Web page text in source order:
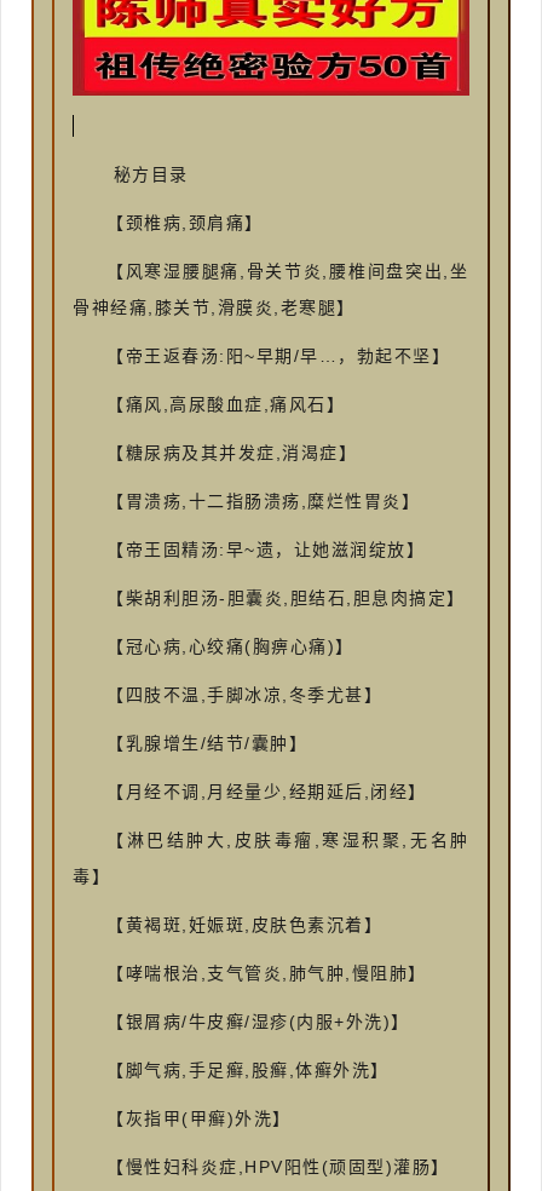
秘方目录
【颈椎病,颈肩痛】
【风寒湿腰腿痛,骨关节炎,腰椎间盘突出,坐
骨神经痛,膝关节,滑膜炎,老寒腿】
【帝王返春汤:阳~早期/早…，勃起不坚】
【痛风,高尿酸血症,痛风石】
【糖尿病及其并发症,消渴症】
【胃溃疡,十二指肠溃疡,糜烂性胃炎】
【帝王固精汤:早~遗，让她滋润绽放】
【柴胡利胆汤-胆囊炎,胆结石,胆息肉搞定】
【冠心病,心绞痛(胸痹心痛)】
【四肢不温,手脚冰凉,冬季尤甚】
【乳腺增生/结节/囊肿】
【月经不调,月经量少,经期延后,闭经】
【淋巴结肿大,皮肤毒瘤,寒湿积聚,无名肿
毒】
【黄褐斑,妊娠斑,皮肤色素沉着】
【哮喘根治,支气管炎,肺气肿,慢阻肺】
【银屑病/牛皮癣/湿疹(内服+外洗)】
【脚气病,手足癣,股癣,体癣外洗】
【灰指甲(甲癣)外洗】
【慢性妇科炎症,HPV阳性(顽固型)灌肠】